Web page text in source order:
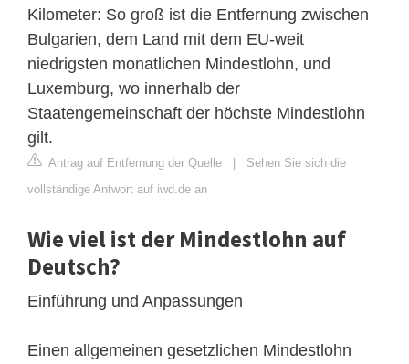
Kilometer: So groß ist die Entfernung zwischen
Bulgarien, dem Land mit dem EU-weit
niedrigsten monatlichen Mindestlohn, und
Luxemburg, wo innerhalb der
Staatengemeinschaft der höchste Mindestlohn
gilt.
Antrag auf Entfernung der Quelle | Sehen Sie sich die
vollständige Antwort auf iwd.de an
Wie viel ist der Mindestlohn auf
Deutsch?
Einführung und Anpassungen
Einen allgemeinen gesetzlichen Mindestlohn